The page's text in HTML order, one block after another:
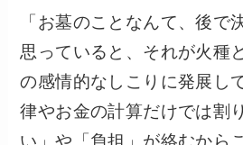
「お墓のことなんて、後で
思っていると、それが火種
の感情的なしこりに発展し
律やお金の計算だけでは割
い」や「負担」が絡むから